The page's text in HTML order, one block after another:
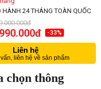
HÀNH 24 THÁNG TOÀN QUỐC
-33%
Liên hệ
liên hệ về sản phẩm
chọn thông